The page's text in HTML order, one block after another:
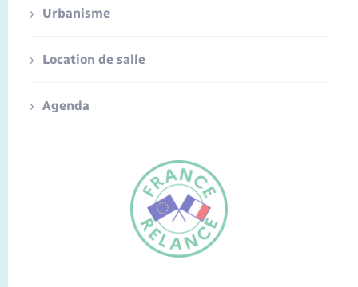
FR
Urbanisme
Location de salle
Agenda